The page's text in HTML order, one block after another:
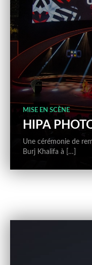
MISE EN SCÈNE
HIPA
Une cérémonie de
Burj Khalifa à […]